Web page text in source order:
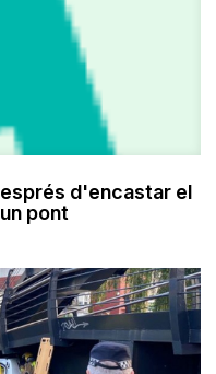
d'encastar el
pont